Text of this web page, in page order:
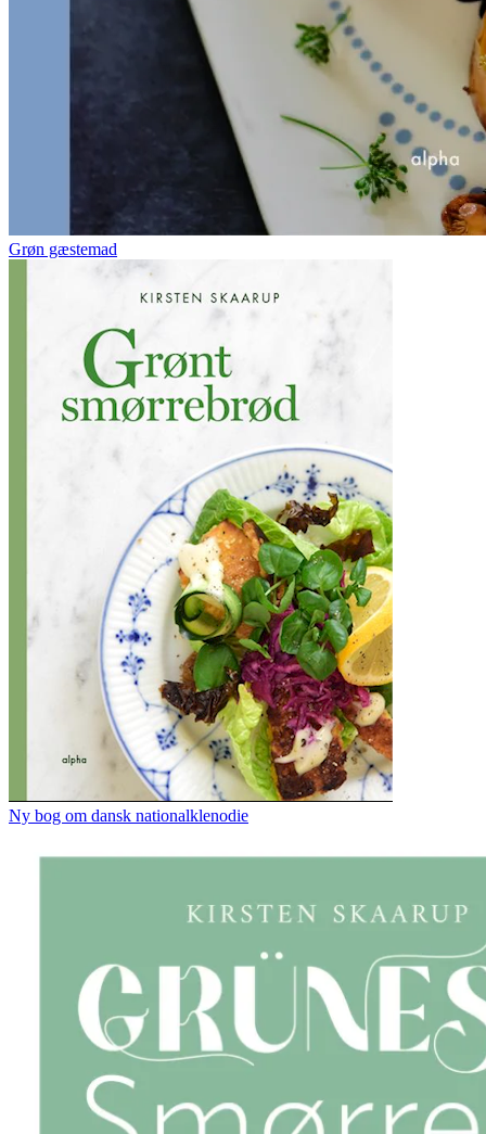
Grøn gæstemad
Ny bog om dansk nationalklenodie